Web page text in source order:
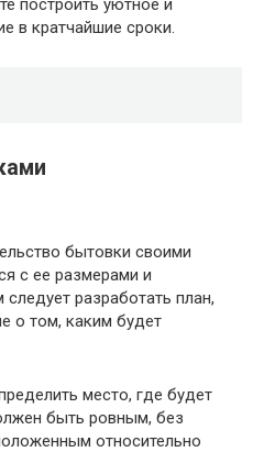
построить уютное и
в кратчайшие сроки.
бытовки своими
с ее размерами и
разработать план,
о том, каким будет
место, где будет
быть ровным, без
относительно